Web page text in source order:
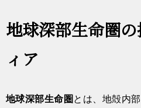
地球深部生命圏
ィア
地球深部生命圏とは、地殻内